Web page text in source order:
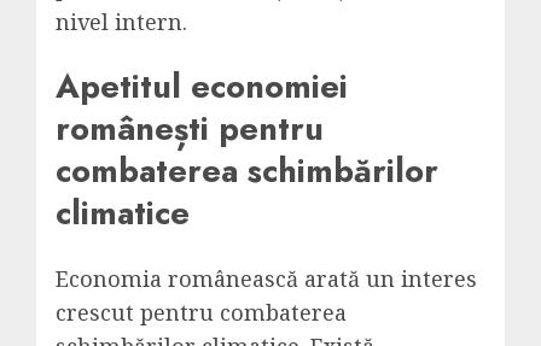
nivel intern.
Apetitul economiei
românești pentru
combaterea schimbărilor
climatice
Economia românească arată un interes
crescut pentru combaterea